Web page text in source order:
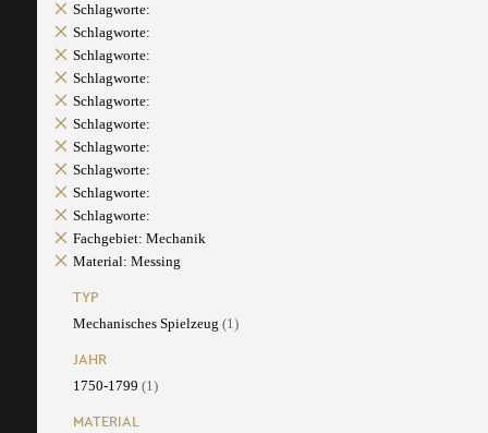
Schlagworte:
Schlagworte:
Schlagworte:
Schlagworte:
Schlagworte:
Schlagworte:
Schlagworte:
Schlagworte:
Schlagworte:
Schlagworte:
Fachgebiet: Mechanik
Material: Messing
TYP
Mechanisches Spielzeug (1)
JAHR
1750-1799 (1)
MATERIAL